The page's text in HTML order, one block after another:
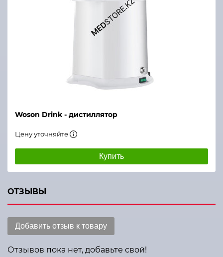
Woson Drink - дистиллятор
Цену уточняйте
Купить
ОТЗЫВЫ
Добавить отзыв к товару
Отзывов пока нет, добавьте свой!